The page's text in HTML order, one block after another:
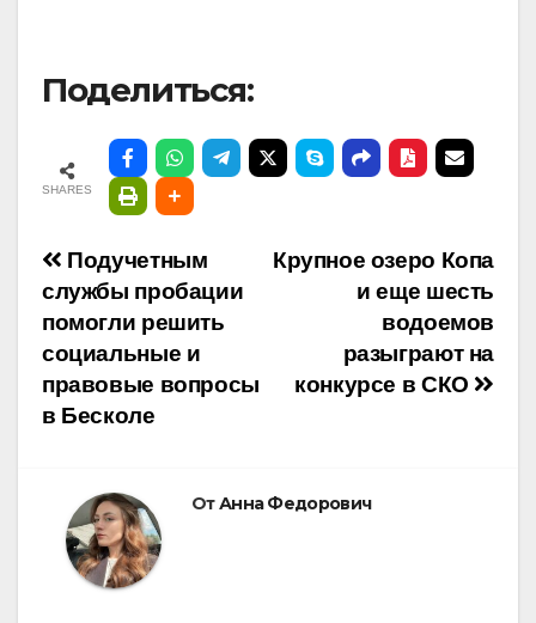
Поделиться:
SHARES
Навигация
по
записям
Крупное озеро Копа
и еще шесть
водоемов
разыграют на
конкурсе в СКО
Подучетным
службы пробации
помогли решить
социальные и
правовые вопросы
в Бесколе
ОтАнна Федорович